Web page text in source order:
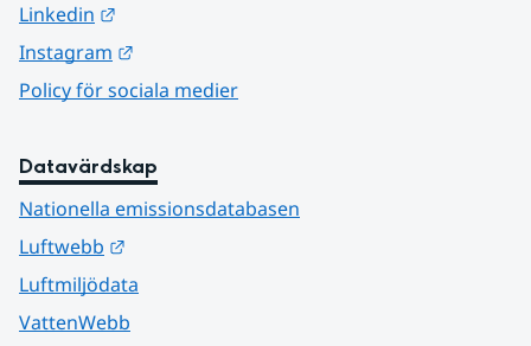
Linkedin
Instagram
Policy för sociala medier
Datavärdskap
Nationella emissionsdatabasen
Luftwebb
Luftmiljödata
VattenWebb